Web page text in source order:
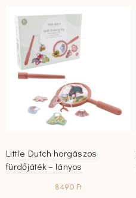
Little Dutch horgászos
fürdőjáték – lányos
8490 Ft